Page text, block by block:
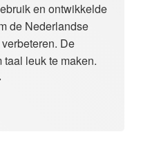
en ontwikkelde
de Nederlandse
De
leuk te maken.